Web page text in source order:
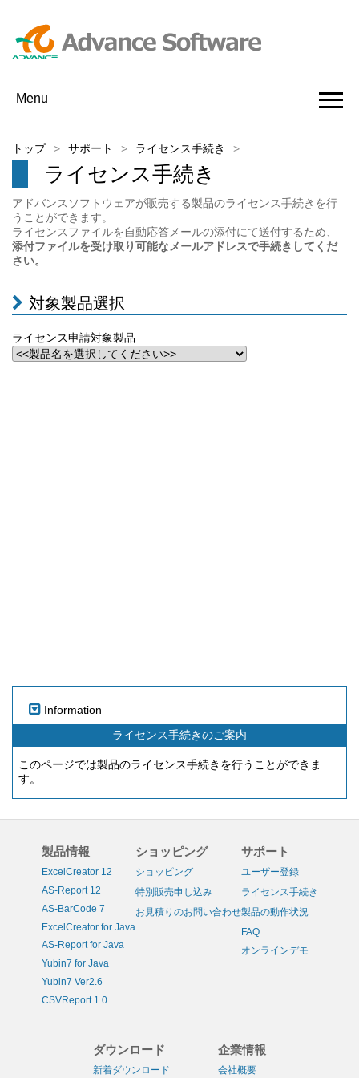
Menu
トップ サポート ライセンス手続き
ライセンス手続き
アドバンスソフトウェアが販売する製品のライセンス手続きを行
うことができます。
ライセンスファイルを自動応答メールの添付にて送付するため、
添付ファイルを受け取り可能なメールアドレスで手続きしてくだ
さい。
対象製品選択
ライセンス申請対象製品
Information
ライセンス手続きのご案内
このページでは製品のライセンス手続きを行うことができま
す。
製品情報
ExcelCreator 12
AS-Report 12
AS-BarCode 7
ExcelCreator for Java
AS-Report for Java
Yubin7 for Java
Yubin7 Ver2.6
CSVReport 1.0
ショッピング
ショッピング
特別販売申し込み
お見積りのお問い合わせ
サポート
ユーザー登録
ライセンス手続き
製品の動作状況
FAQ
オンラインデモ
ダウンロード
新着ダウンロード
企業情報
会社概要